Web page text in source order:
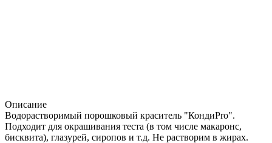
Описание
Водорастворимый порошковый краситель "КондиPro".
Подходит для окрашивания теста (в том числе макаронс,
бисквита), глазурей, сиропов и т.д. Не растворим в жирах.